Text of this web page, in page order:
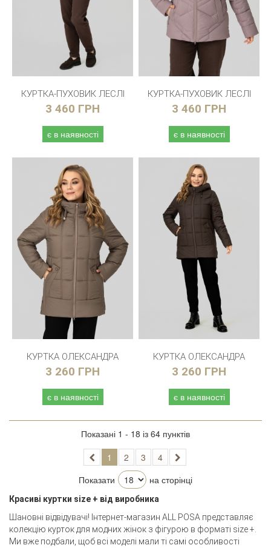
КУРТКА-ПУХОВИК ЛЕСЛІ
3 460 ГРН
є в наявності
КУРТКА-ПУХОВИК ЛЕСЛІ
3 460 ГРН
є в наявності
КУРТКА ОЛЕКСАНДРА
3 260 ГРН
є в наявності
КУРТКА ОЛЕКСАНДРА
3 260 ГРН
є в наявності
1 2 3
4
Показати
на сторінці
Показані 1 - 18 із 64 пунктів
Красиві куртки size + від виробника
Шановні відвідувачі! Інтернет-магазин ALL POSA представляє
колекцію курток для модних жінок з фігурою в форматі size +.
Ми вже подбали, щоб всі моделі мали ті самі особливості